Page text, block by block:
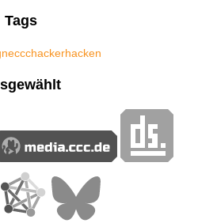
Tags
ccchackerhacken